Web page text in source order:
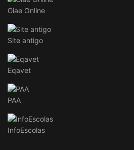
Giae Online
Site antigo
Eqavet
PAA
InfoEscolas